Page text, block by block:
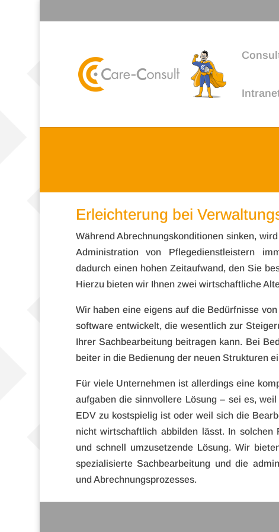
Erleichterung bei
Wäh­rend Abrech­nungs­kon­di­tio­nen sin­ken,
Admi­nis­tra­tion von Pfle­ge­dienst­leis­tern
dadurch einen hohen Zeit­auf­wand, den Sie
Hierzu bie­ten wir Ihnen zwei wirt­schaft­li­che
Wir haben eine eigens auf die Bedürf­nisse
soft­ware ent­wi­ckelt, die wesent­lich zur
Ihrer Sach­be­ar­bei­tung bei­tra­gen kann. Bei
bei­ter in die Bedie­nung der neuen Struk­tu­ren
Für viele Unter­neh­men ist aller­dings eine
auf­ga­ben die sinn­vol­lere Lösung – sei es,
EDV zu kost­spie­lig ist oder weil sich die
nicht wirt­schaft­lich abbil­den lässt. In
und schnell umzu­set­zende Lösung. Wir
spe­zia­li­sierte Sach­be­ar­bei­tung und die
und Abrechnungsprozesses.